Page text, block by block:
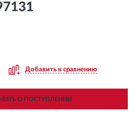
Добавить к сравнению
О ПОСТУПЛЕНИИ